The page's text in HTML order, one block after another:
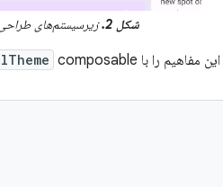
شکل 2. زیرسیستم‌های طراحی
composable پیاده‌سازی می‌کند: